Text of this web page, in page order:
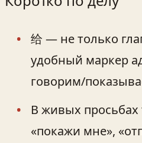
给 — не только
удобный маркер
говорим/
В живых просьбах
«покажи мне»,